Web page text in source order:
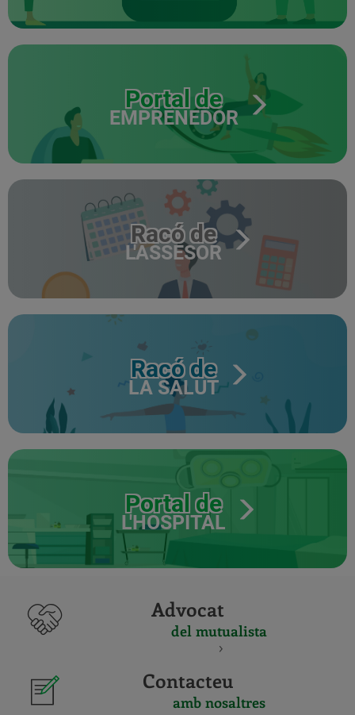
Portal de
EMPRENEDOR
Racó de
L'ASSESOR
Racó de
LA SALUT
Portal de
L'HOSPITAL
Advocat
del mutualista
Contacteu
amb nosaltres